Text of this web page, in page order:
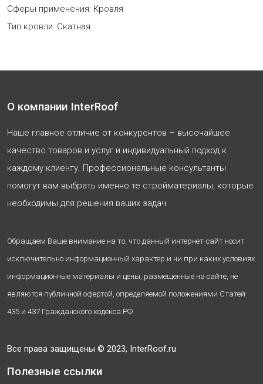
Сферы применения: Кровля
Тип кровли: Скатная
О компании InterRoof
Наше главное отличие от конкурентов – высочайшее
качество товаров и услуг и индивидуальный подход к
каждому клиенту. Профессиональные консультанты
помогут вам выбрать именно те стройматериалы, которые
необходимы для решения ваших задач.
Обращаем Ваше внимание на то, что данный интернет-сайт носит
исключительно информационный характер и ни при каких условиях
информационные материалы и цены, размещенные на сайте, не
являются публичной офертой, определяемой положениями Статей
435 и 437 Гражданского кодекса РФ.
Все права защищены © 2023, InterRoof.ru
Полезные ссылки